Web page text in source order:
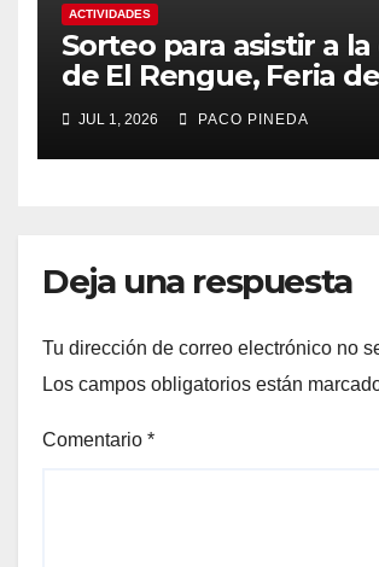
ACTIVIDADES
Sorteo para asistir a la
de El Rengue, Feria de
Málaga 2026
JUL 1, 2026 PACO PINEDA
Deja una respuesta
Tu dirección de correo electrónico no
Los campos obligatorios están
Comentario *